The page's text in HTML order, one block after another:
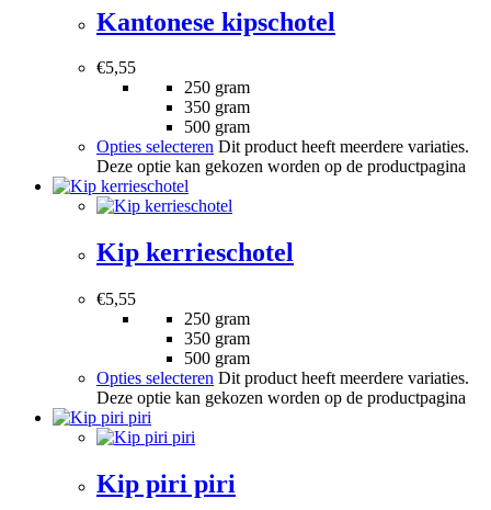
Kantonese kipschotel
€5,55
250 gram
350 gram
500 gram
Opties selecteren Dit product heeft meerdere variaties.
Deze optie kan gekozen worden op de productpagina
Kip kerrieschotel
€5,55
250 gram
350 gram
500 gram
Opties selecteren Dit product heeft meerdere variaties.
Deze optie kan gekozen worden op de productpagina
Kip piri piri